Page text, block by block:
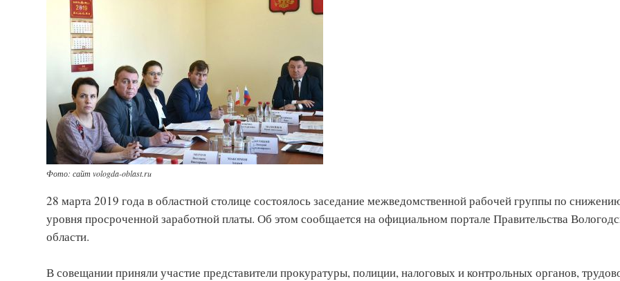
Фото: сайт vologda-oblast.ru
28 марта 2019 года в областной столице состоялось заседание межведомственной рабочей группы по
уровня просроченной заработной платы. Об этом сообщается на официальном портале Правительства
области.
В совещании приняли участие представители прокуратуры, полиции, налоговых и контрольных органов,